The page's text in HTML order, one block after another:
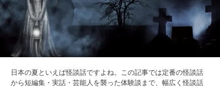
日本の夏といえば怪談話ですよね。この記事では定番の怪談話
から短編集・実話・芸能人を襲った体験談まで、幅広く怪談話